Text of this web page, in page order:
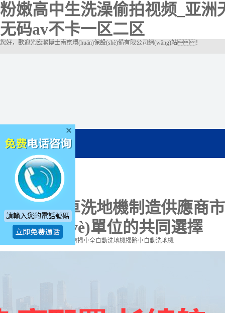
粉嫩高中生洗澡偷拍视频_亚
无码av不卡一区二区
您好，歡迎光臨潔博士南京環(huán)保設(shè)備有限公司網(wǎng)站！
電動掃地車洗地機制造供應商
潔、企業(yè)單位的共同選擇
熱門關(guān)鍵詞：掃地車 清掃車全自動洗地機掃路車 自動洗地機